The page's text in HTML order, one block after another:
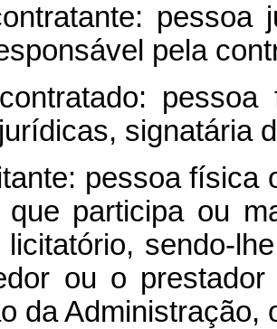
pessoa
pela
signatária
pessoa física
que participa ou
licitatório, sendo-
ou o
da Administração,